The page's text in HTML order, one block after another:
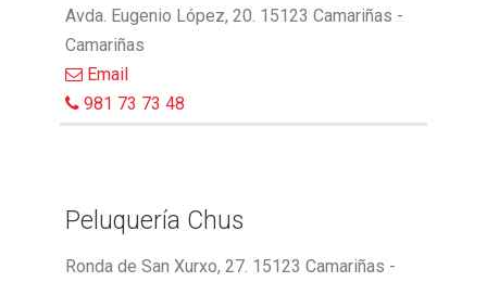
Avda. Eugenio López, 20. 15123 Camariñas -
Camariñas
Email
981 73 73 48
Peluquería Chus
Ronda de San Xurxo, 27. 15123 Camariñas -